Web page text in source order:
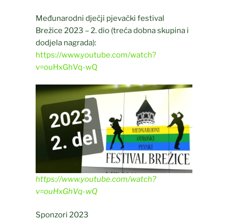
Međunarodni dječji pjevački festival
Brežice 2023 – 2. dio (treća dobna skupina i
dodjela nagrada):
https://www.youtube.com/watch?
v=ouHxGhVq-wQ
https://www.youtube.com/watch?
v=ouHxGhVq-wQ
Sponzori 2023